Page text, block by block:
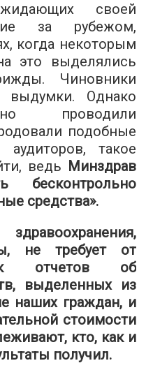
своей
за рубежом,
когда некоторым
это выделялись
Чиновники
выдумки. Однако
проводили
подобные
такое
ведь Минздрав
бесконтрольно
средства».
не требует от
отчетов об
выделенных из
наших граждан, и
стоимости
кто, как и
получил.